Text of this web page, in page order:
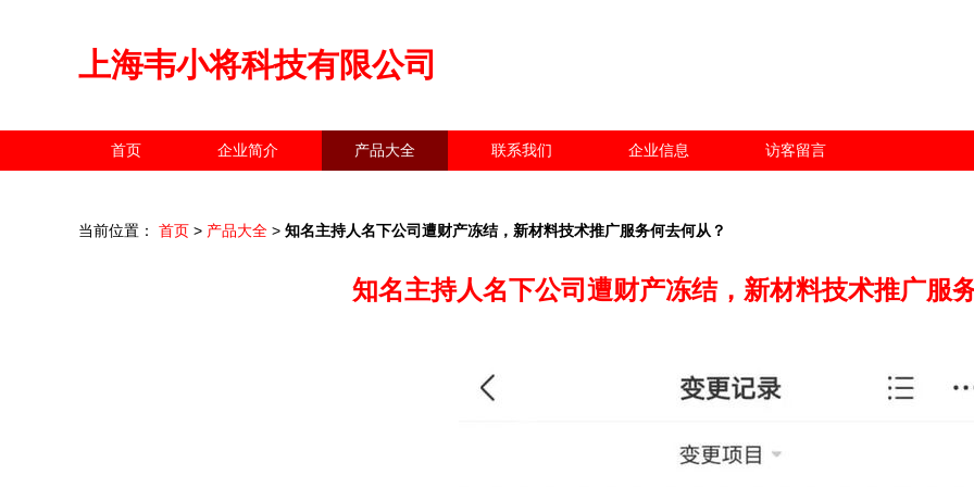
上海韦小将科技有限公司
首页 企业简介 产品大全 联系我们 企业信息 访客留言
当前位置： 首页 > 产品大全 > 知名主持人名下公司遭财产冻结，新材料技术推广服务何去何从？
知名主持人名下公司遭财产冻结，新材料技术推广服